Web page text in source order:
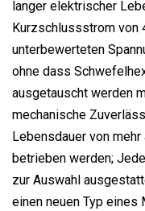
langer elektrischer
Kurzschlussstrom von
unterbewerteten
ohne dass
ausgetauscht werden
mechanische
Lebensdauer von
betrieben werden;
zur Auswahl
einen neuen Typ